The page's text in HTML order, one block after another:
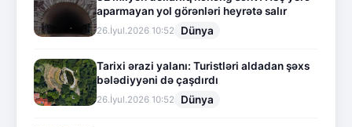
aparmayan yol görənləri heyrətə salır
26.İyul.2026 10:52 Dünya
Tarixi ərazi yalanı: Turistləri aldadan şəxs
bələdiyyəni də çaşdırdı
26.İyul.2026 10:52 Dünya